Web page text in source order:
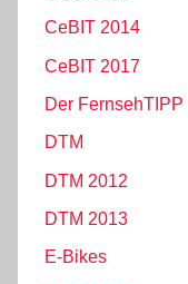
CeBIT 2014
CeBIT 2017
Der FernsehTIPP
DTM
DTM 2012
DTM 2013
E-Bikes